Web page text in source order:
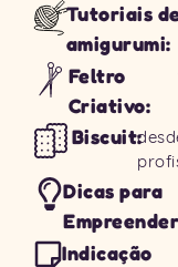
Tutoriais
amigurumi:
Feltro
Criativo:
Biscuit:
Dicas para
Indicação